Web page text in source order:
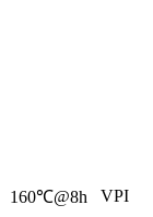
160℃@8h VPI